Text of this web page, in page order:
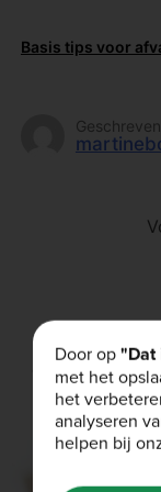
Basis tips voor
Door op"Dat
met het
het
analyseren
helpen bij